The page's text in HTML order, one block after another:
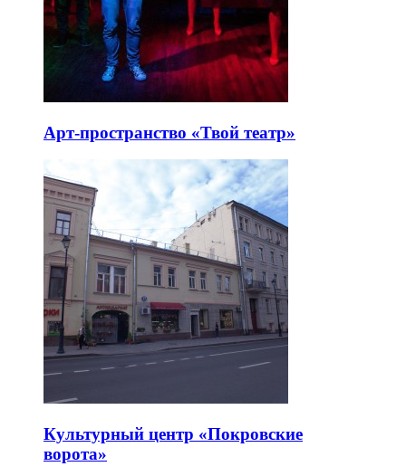
Арт-пространство «Твой театр»
Культурный центр «Покровские
ворота»